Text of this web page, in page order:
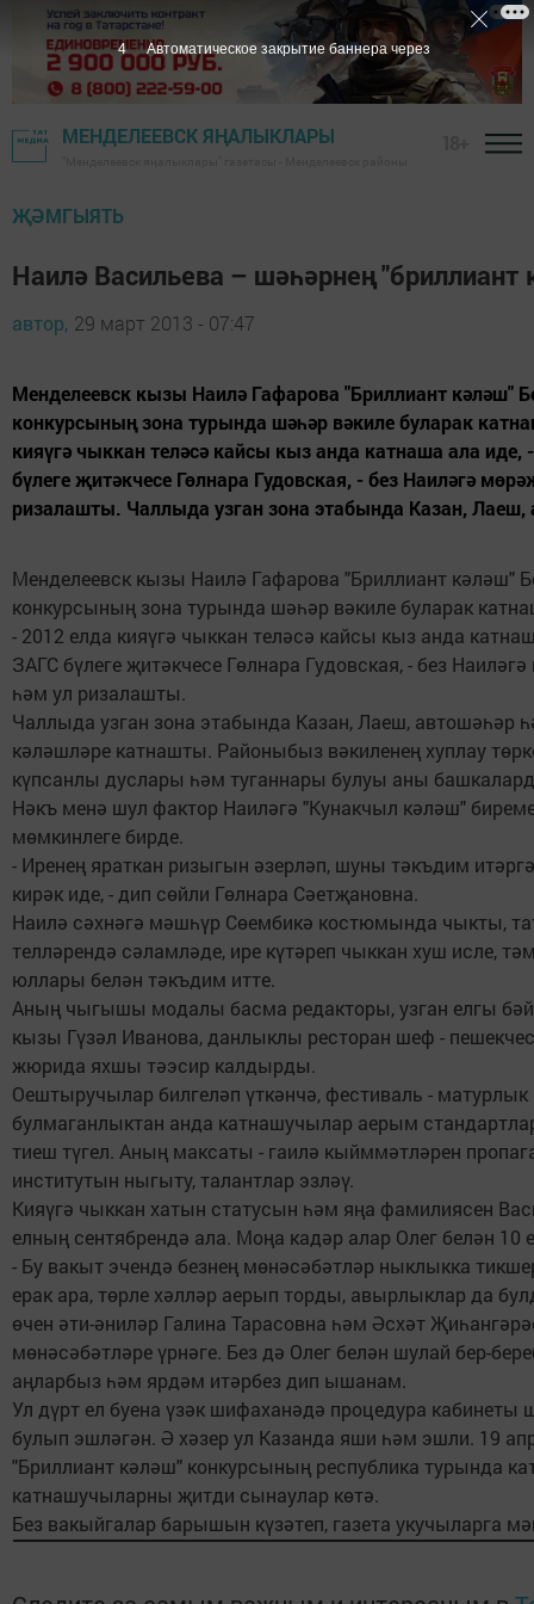
МЕНДЕЛЕЕВСК ЯҢАЛЫКЛАРЫ
ҖӘМГЫЯТЬ
Наилә Васильева – шәһәрнең "бриллиант
автор, 29 март 2013 - 07:47
Менделеевск кызы Наилә Гафарова "Бриллиант кәләш"
конкурсының зона турында шәһәр вәкиле буларак
кияүгә чыккан теләсә кайсы кыз анда катнаша ала иде,
бүлеге җитәкчесе Гөлнара Гудовская, - без Наиләгә
ризалашты. Чаллыда узган зона этабында Казан, Лаеш,
Менделеевск кызы Наилә Гафарова "Бриллиант кәләш"
конкурсының зона турында шәһәр вәкиле буларак
- 2012 елда кияүгә чыккан теләсә кайсы кыз анда
ЗАГС бүлеге җитәкчесе Гөлнара Гудовская, - без
һәм ул ризалашты.
Чаллыда узган зона этабында Казан, Лаеш, автошәһәр
кәләшләре катнашты. Районыбыз вәкиленең хуплау
күпсанлы дуслары һәм туганнары булуы аны
Нәкъ менә шул фактор Наиләгә "Кунакчыл кәләш"
мөмкинлеге бирде.
- Иренең яраткан ризыгын әзерләп, шуны тәкъдим
кирәк иде, - дип сөйли Гөлнара Сәетҗановна.
Наилә сәхнәгә мәшһүр Сөембикә костюмында чыкты,
телләрендә сәламләде, ире күтәреп чыккан хуш исле,
юллары белән тәкъдим итте.
Аның чыгышы модалы басма редакторы, узган елгы
кызы Гүзәл Иванова, данлыклы ресторан шеф -
жюрида яхшы тәэсир калдырды.
Оештыручылар билгеләп үткәнчә, фестиваль -
булмаганлыктан анда катнашучылар аерым
тиеш түгел. Аның максаты - гаилә кыйммәтләрен
институтын ныгыту, талантлар эзләү.
Кияүгә чыккан хатын статусын һәм яңа фамилиясен
елның сентябрендә ала. Моңа кадәр алар Олег белән 10
- Бу вакыт эчендә безнең мөнәсәбәтләр ныклыкка
ерак ара, төрле хәлләр аерып торды, авырлыклар да
өчен әти-әниләр Галина Тарасовна һәм Әсхәт
мөнәсәбәтләре үрнәге. Без дә Олег белән шулай бер-
аңларбыз һәм ярдәм итәрбез дип ышанам.
Ул дүрт ел буена үзәк шифаханәдә процедура
булып эшләгән. Ә хәзер ул Казанда яши һәм эшли. 19
"Бриллиант кәләш" конкурсының республика турында
катнашучыларны җитди сынаулар көтә.
Без вакыйгалар барышын күзәтеп, газета укучыларга
3 Автоматическое закрытие баннера через